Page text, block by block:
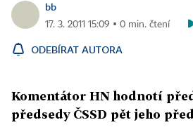
bb
17. 3. 2011 15:09 ▪ 0 min. čtení
ODEBÍRAT AUTORA
Komentátor HN hodnotí
předsedy ČSSD pět jeho